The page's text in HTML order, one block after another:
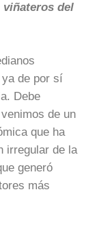
del
de por sí
Debe
de un
que ha
irregular de la
generó
más